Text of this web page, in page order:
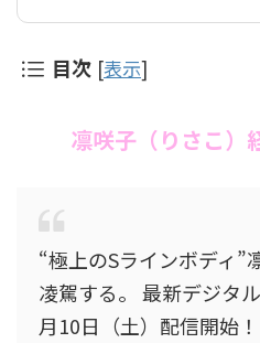
目次 [表示]
凛咲子（りさこ）
“極上のSラインボディ”
凌駕する。 最新デジタ
月10日（土）配信開始！